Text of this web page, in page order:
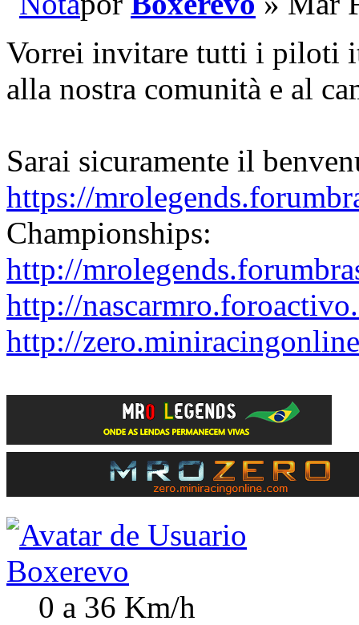
Vorrei invitare tutti i piloti
alla nostra comunità e al
Sarai sicuramente il
https://
Championships:
http://
http://
http://
Boxerevo
0 a 36 Km/h